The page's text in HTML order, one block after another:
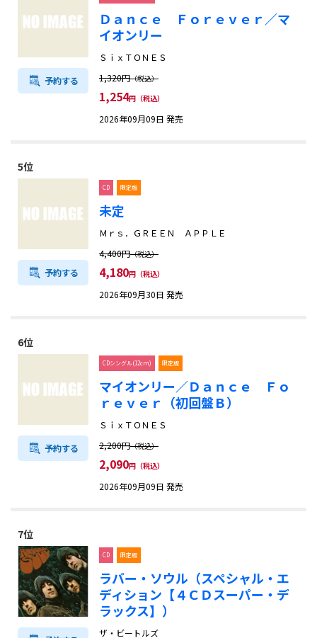
お支払い方法
予約する
Ｄａｎｃｅ Ｆｏｒｅｖｅｒ／マ
イオンリー
ＳｉｘＴＯＮＥＳ
1,320円（税込）
1,254円（税込）
2026年09月09日 発売
5位
予約する
CD 限定版
未定
Ｍｒｓ．ＧＲＥＥＮ ＡＰＰＬＥ
4,400円（税込）
4,180円（税込）
2026年09月30日 発売
6位
予約する
CDシングル(12cm) 限定版
マイオンリー／Ｄａｎｃｅ Ｆｏ
ｒｅｖｅｒ（初回盤Ｂ）
ＳｉｘＴＯＮＥＳ
2,200円（税込）
2,090円（税込）
2026年09月09日 発売
7位
CD 限定版
ラバー・ソウル（スペシャル・エ
ディション【４ＣＤスーパー・デ
ラックス】）
ザ・ビートルズ